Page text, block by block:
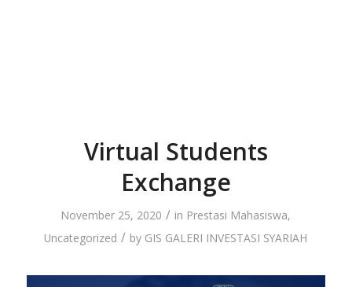
Virtual Students
Exchange
November 25, 2020 / in Prestasi Mahasiswa,
Uncategorized / by GIS GALERI INVESTASI SYARIAH